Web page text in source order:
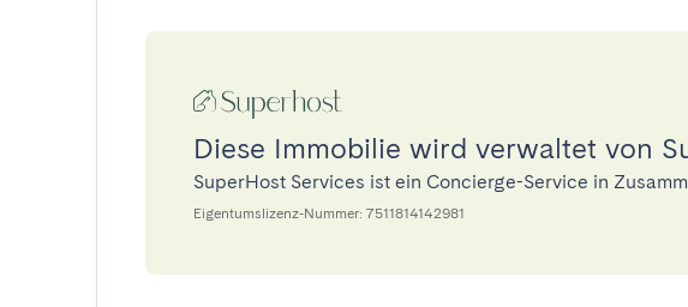
Diese Immobilie wird verwaltet von
SuperHost Services ist ein Concierge-Service in
Eigentumslizenz-Nummer: 7511814142981